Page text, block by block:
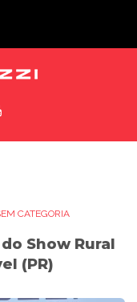
CATEGORIA
Show Rural
(PR)